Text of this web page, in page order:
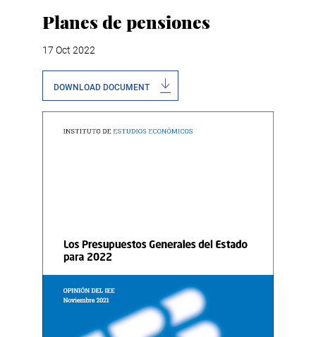
Planes de pensiones
17 Oct 2022
DOWNLOAD DOCUMENT